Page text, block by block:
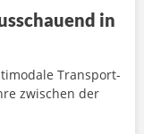
in
Transport-
zwischen der